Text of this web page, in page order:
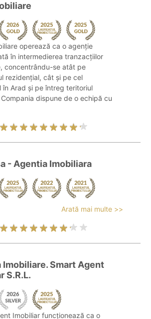
operează ca o agenție
în intermedierea tranzacțiilor
concentrându-se atât pe
rezidențial, cât și pe cel
în Arad și pe întreg teritoriul
dispune de o echipă cu
- Agentia Imobiliara
Arată mai multe >>
Imobiliare. Smart Agent
S.R.L.
Imobiliar funcționează ca o